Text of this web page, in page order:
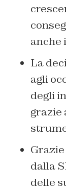
anche
La
agli
degli
grazie
dalla
delle